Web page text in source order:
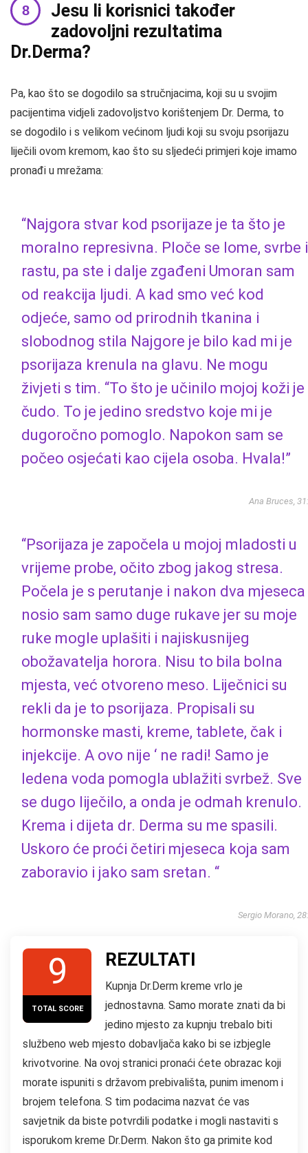
Jesu li korisnici također
zadovoljni rezultatima
Dr.Derma?
Pa, kao što se dogodilo sa stručnjacima, koji su u svojim
pacijentima vidjeli zadovoljstvo korištenjem Dr. Derma, to
se dogodilo i s velikom većinom ljudi koji su svoju psorijazu
liječili ovom kremom, kao što su sljedeći primjeri koje imamo
pronađi u mrežama:
“Najgora stvar kod psorijaze je ta što je
moralno represivna. Ploče se lome, svrbe i
rastu, pa ste i dalje zgađeni Umoran sam
od reakcija ljudi. A kad smo već kod
odjeće, samo od prirodnih tkanina i
slobodnog stila Najgore je bilo kad mi je
psorijaza krenula na glavu. Ne mogu
živjeti s tim. “To što je učinilo mojoj koži je
čudo. To je jedino sredstvo koje mi je
dugoročno pomoglo. Napokon sam se
počeo osjećati kao cijela osoba. Hvala!”
Ana Bruces, 31:
“Psorijaza je započela u mojoj mladosti u
vrijeme probe, očito zbog jakog stresa.
Počela je s perutanje i nakon dva mjeseca
nosio sam samo duge rukave jer su moje
ruke mogle uplašiti i najiskusnijeg
obožavatelja horora. Nisu to bila bolna
mjesta, već otvoreno meso. Liječnici su
rekli da je to psorijaza. Propisali su
hormonske masti, kreme, tablete, čak i
injekcije. A ovo nije ‘ ne radi! Samo je
ledena voda pomogla ublažiti svrbež. Sve
se dugo liječilo, a onda je odmah krenulo.
Krema i dijeta dr. Derma su me spasili.
Uskoro će proći četiri mjeseca koja sam
zaboravio i jako sam sretan. “
Sergio Morano, 28:
9
TOTAL SCORE
REZULTATI
Kupnja Dr.Derm kreme vrlo je
jednostavna. Samo morate znati da bi
jedino mjesto za kupnju trebalo biti
službeno web mjesto dobavljača kako bi se izbjegle
krivotvorine. Na ovoj stranici pronaći ćete obrazac koji
morate ispuniti s državom prebivališta, punim imenom i
brojem telefona. S tim podacima nazvat će vas
savjetnik da biste potvrdili podatke i mogli nastaviti s
isporukom kreme Dr.Derm. Nakon što ga primite kod